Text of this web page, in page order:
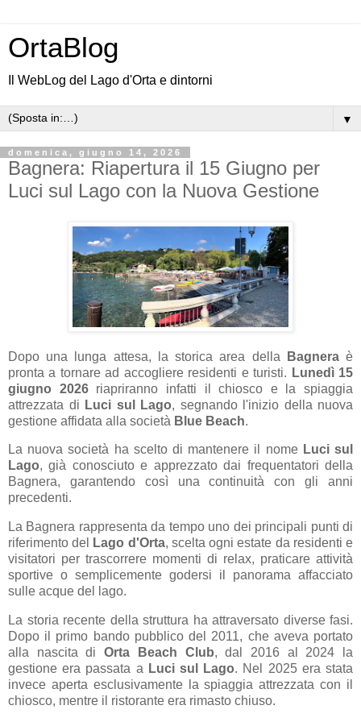
OrtaBlog
Il WebLog del Lago d'Orta e dintorni
▼
domenica, giugno 14, 2026
Bagnera: Riapertura il 15 Giugno per
Luci sul Lago con la Nuova Gestione
Dopo una lunga attesa, la storica area della Bagneraè
pronta a tornare ad accogliere residenti e turisti. Lunedì 15
giugno 2026riapriranno infatti il chiosco e la spiaggia
attrezzata di Luci sul Lago, segnando l'inizio della nuova
gestione affidata alla società Blue Beach.
La nuova società ha scelto di mantenere il nome Luci sul
Lago, già conosciuto e apprezzato dai frequentatori della
Bagnera, garantendo così una continuità con gli anni
precedenti.
La Bagnera rappresenta da tempo uno dei principali punti di
riferimento del
Lago d'Orta, scelta ogni estate da residenti e
visitatori per trascorrere momenti di relax, praticare attività
sportive o semplicemente godersi il panorama affacciato
sulle acque del lago.
La storia recente della struttura ha attraversato diverse fasi.
Dopo il primo bando pubblico del 2011, che aveva portato
alla nascita diOrta Beach Club, dal 2016 al 2024 la
gestione era passata a Luci sul Lago. Nel 2025 era stata
invece aperta esclusivamente la spiaggia attrezzata con il
chiosco, mentre il ristorante era rimasto chiuso.